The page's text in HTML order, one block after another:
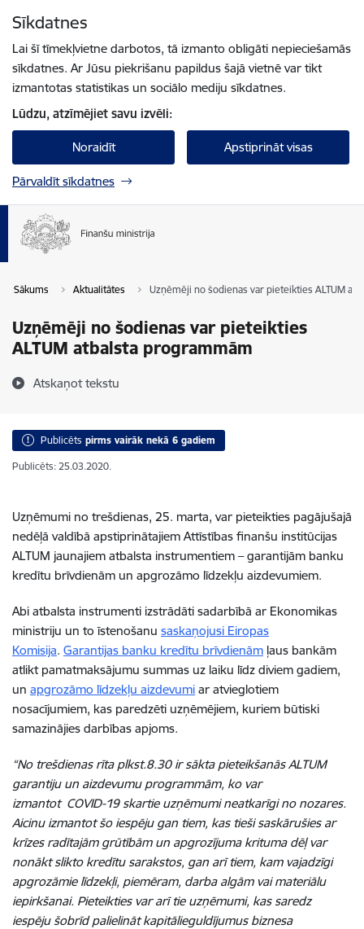
Sīkdatnes
Lai šī tīmekļvietne darbotos, tā izmanto obligāti nepieciešamās
sīkdatnes. Ar Jūsu piekrišanu papildus šajā vietnē var tikt
izmantotas statistikas un sociālo mediju sīkdatnes.
Lūdzu, atzīmējiet savu izvēli:
Noraidīt Apstiprināt visas
Pārvaldīt sīkdatnes
Sākums Aktualitātes Uzņēmēji no šodienas var pieteikties ALTUM
Uzņēmēji no šodienas var pieteikties
ALTUM atbalsta programmām
Atskaņot tekstu
Publicēts pirms vairāk nekā 6 gadiem
Publicēts: 25.03.2020.
Uzņēmumi no trešdienas, 25. marta, var pieteikties pagājušajā
nedēļā valdībā apstiprinātajiem Attīstības finanšu institūcijas
ALTUM jaunajiem atbalsta instrumentiem – garantijām banku
kredītu brīvdienām un apgrozāmo līdzekļu aizdevumiem.
Abi atbalsta instrumenti izstrādāti sadarbībā ar Ekonomikas
ministriju un to īstenošanu saskaņojusi Eiropas
Komisija. Garantijas banku kredītu brīvdienām ļaus bankām
atlikt pamatmaksājumu summas uz laiku līdz diviem gadiem,
un apgrozāmo līdzekļu aizdevumi ar atvieglotiem
nosacījumiem, kas paredzēti uzņēmējiem, kuriem būtiski
samazinājies darbības apjoms.
“No trešdienas rīta plkst.8.30 ir sākta pieteikšanās ALTUM
garantiju un aizdevumu programmām, ko var
izmantot COVID-19 skartie uzņēmumi neatkarīgi no nozares.
Aicinu izmantot šo iespēju gan tiem, kas tieši saskārušies ar
krīzes radītajām grūtībām un apgrozījuma krituma dēļ var
nonākt slikto kredītu sarakstos, gan arī tiem, kam vajadzīgi
apgrozāmie līdzekļi, piemēram, darba algām vai materiālu
iepirkšanai. Pieteikties var arī tie uzņēmumi, kas saredz
iespēju šobrīd palielināt kapitālieguldījumus biznesa